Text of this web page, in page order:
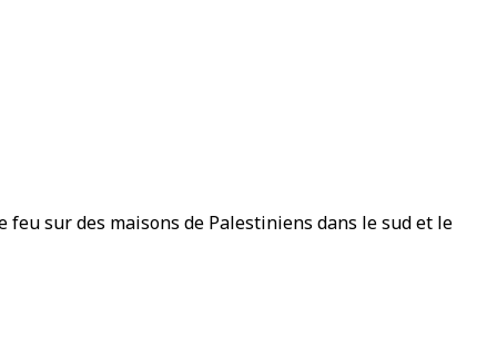
sur des maisons de Palestiniens dans le sud et le